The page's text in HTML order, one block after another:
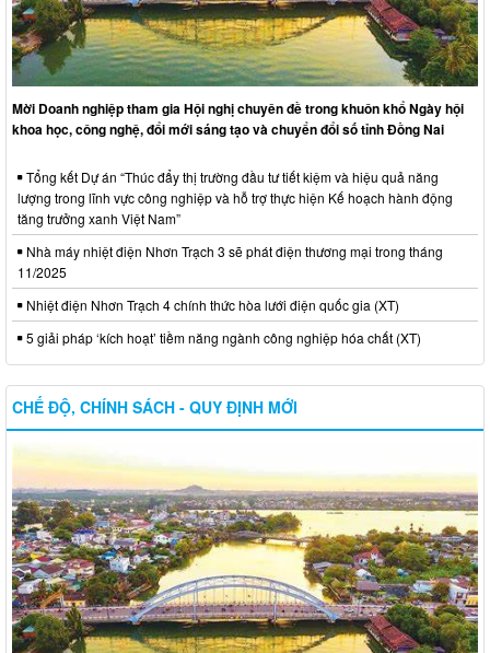
Mời Doanh nghiệp tham gia Hội nghị chuyên đề trong khuôn khổ Ngày hội
khoa học, công nghệ, đổi mới sáng tạo và chuyển đổi số tỉnh Đồng Nai
Tổng kết Dự án “Thúc đẩy thị trường đầu tư tiết kiệm và hiệu quả năng
lượng trong lĩnh vực công nghiệp và hỗ trợ thực hiện Kế hoạch hành động
tăng trưởng xanh Việt Nam”
Nhà máy nhiệt điện Nhơn Trạch 3 sẽ phát điện thương mại trong tháng
11/2025
Nhiệt điện Nhơn Trạch 4 chính thức hòa lưới điện quốc gia (XT)
5 giải pháp ‘kích hoạt’ tiềm năng ngành công nghiệp hóa chất (XT)
CHẾ ĐỘ, CHÍNH SÁCH - QUY ĐỊNH MỚI